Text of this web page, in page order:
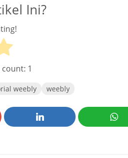
Ini?
1
weebly weebly